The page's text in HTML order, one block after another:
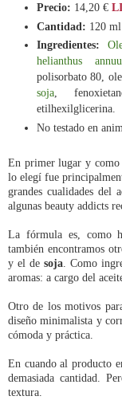
Precio: 14,20 €
Cantidad: 120 ml
Ingredientes:
helianthus
polisorbato 80,
soja,
etilhexilglicerina.
No testado en
En primer lugar y como
lo elegí fue
grandes cualidades del
algunas beauty addicts
La fórmula es, como
también encontramos
y el de soja. Como
aromas: a cargo del
Otro de los motivos
diseño minimalista y
cómoda y práctica.
En cuando al producto
demasiada cantidad.
textura.